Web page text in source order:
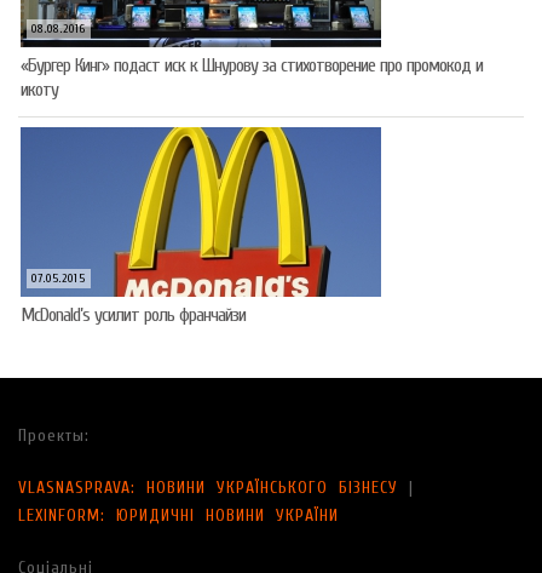
08.08.2016
«Бургер Кинг» подаст иск к Шнурову за стихотворение про промокод и
икоту
07.05.2015
McDonald’s усилит роль франчайзи
Проекты:
VLASNASPRAVA: НОВИНИ УКРАЇНСЬКОГО БІЗНЕСУ |
LEXINFORM: ЮРИДИЧНІ НОВИНИ УКРАЇНИ
Соціальні